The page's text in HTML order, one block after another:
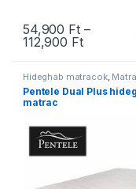
54,900 Ft –
112,900 Ft
Ennek a terméknek
Hideghab matracok,
Ortopéd matracok
matracok,Szivacs
Pentele Dual Plus
matrac